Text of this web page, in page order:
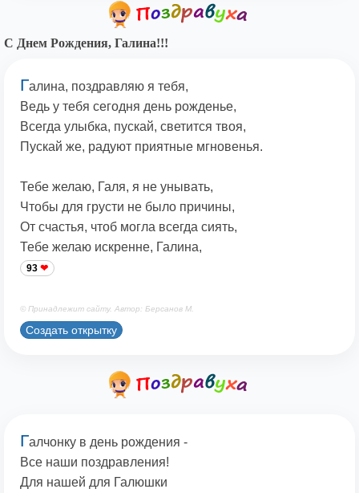
С Днем Рождения, Галина!!!
Галина, поздравляю я тебя,
Ведь у тебя сегодня день рожденье,
Всегда улыбка, пускай, светится твоя,
Пускай же, радуют приятные мгновенья.
Тебе желаю, Галя, я не унывать,
Чтобы для грусти не было причины,
От счастья, чтоб могла всегда сиять,
Тебе желаю искренне, Галина,
93
© Принадлежит сайту. Автор: Берсанов М.
Создать открытку
Галчонку в день рождения -
Все наши поздравления!
Для нашей для Галюшки